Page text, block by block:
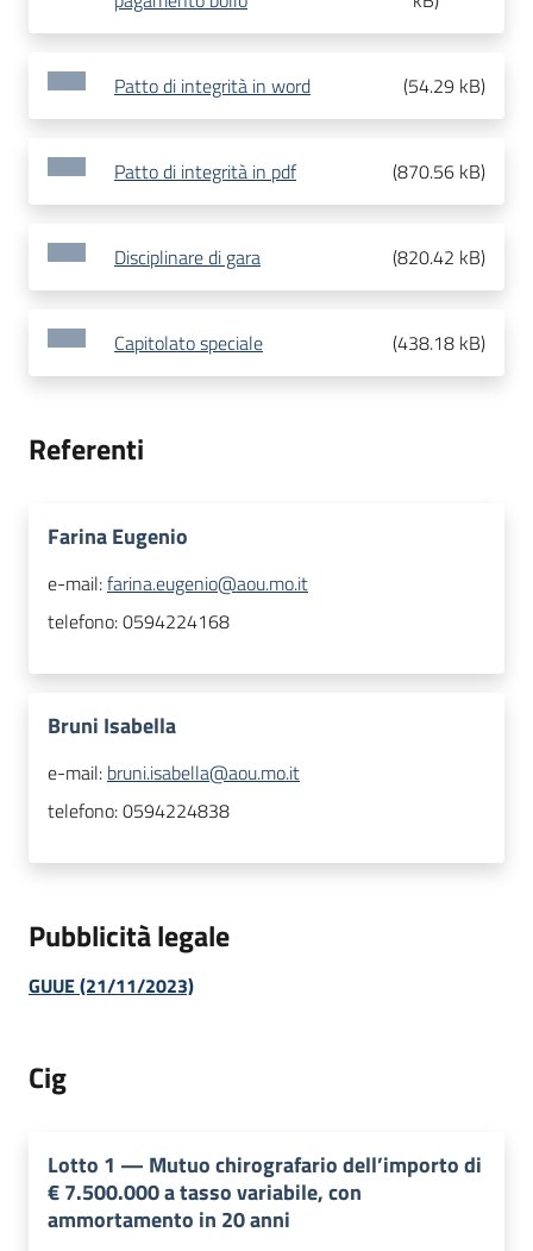
Patto di integrità in word (54.29 kB)
Patto di integrità in pdf (870.56 kB)
Disciplinare di gara (820.42 kB)
Capitolato speciale (438.18 kB)
Referenti
Farina Eugenio
e-mail:farina.eugenio@aou.mo.it
telefono:0594224168
Bruni Isabella
e-mail: bruni.isabella@aou.mo.it
telefono:0594224838
Pubblicità legale
GUUE (21/11/2023)
Cig
Lotto 1 — Mutuo chirografario dell’importo di
€ 7.500.000 a tasso variabile, con
ammortamento in 20 anni